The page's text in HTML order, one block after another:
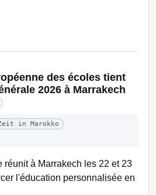
des écoles tient
2026 à Marrakech
in Marokko
réunit à Marrakech les 22 et 23
l'éducation personnalisée en